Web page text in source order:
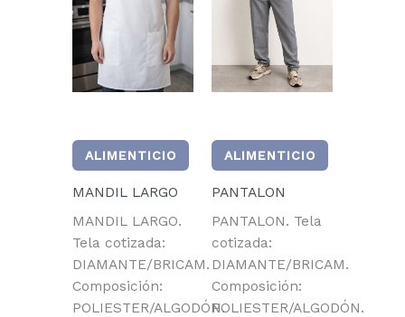
ALIMENTICIO
MANDIL LARGO
MANDIL LARGO.
Tela cotizada:
DIAMANTE/BRICAM.
Composición:
POLIESTER/ALGODÓN.
ALIMENTICIO
PANTALON
PANTALON. Tela
cotizada:
DIAMANTE/BRICAM.
Composición:
POLIESTER/ALGODÓN.